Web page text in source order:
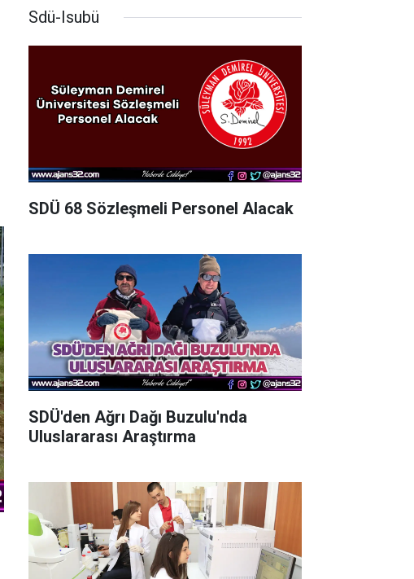
Sdü-Isubü
SDÜ 68 Sözleşmeli Personel Alacak
SDÜ'den Ağrı Dağı Buzulu'nda
Uluslararası Araştırma